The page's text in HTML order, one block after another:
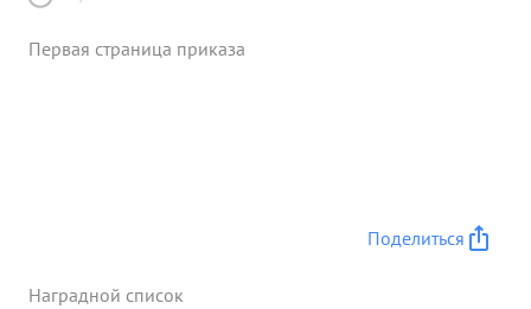
Первая страница приказа
Поделиться
Наградной список